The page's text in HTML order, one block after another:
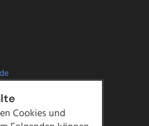
Cookies und